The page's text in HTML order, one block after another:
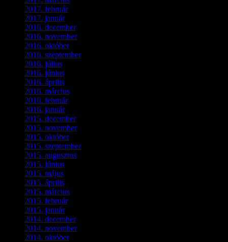
2017. február(1)
2017. január(2)
2016. december(1)
2016. november(1)
2016. október(6)
2016. szeptember(5)
2016. július
2016. június
2016. április
2016. március
2016. február(3)
2016. január(2)
2015. december(1)
2015. november(4)
2015. október(4)
2015. szeptember(5)
2015. augusztus
2015. június
2015. május
2015. április
2015. március
2015. február(2)
2015. január(5)
2014. december(4)
2014. november(1)
2014. október(2)